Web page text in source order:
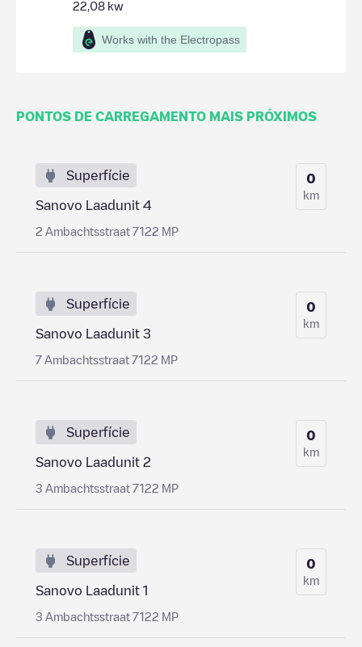
22,08 kw
Works with the Electropass
PONTOS DE CARREGAMENTO MAIS PRÓXIMOS
Superfície
Sanovo Laadunit 4
2 Ambachtsstraat 7122 MP
0
km
Superfície
Sanovo Laadunit 3
7 Ambachtsstraat 7122 MP
0
km
Superfície
Sanovo Laadunit 2
3 Ambachtsstraat 7122 MP
0
km
Superfície
Sanovo Laadunit 1
3 Ambachtsstraat 7122 MP
0
km